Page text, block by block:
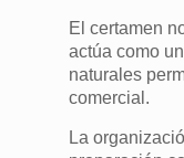
El certamen
actúa como
naturales
comercial.
La